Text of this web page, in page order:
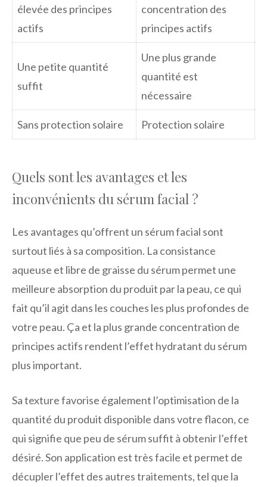
élevée des principes
actifs
concentration des
principes actifs
Une petite quantité
suffit
Une plus grande
quantité est
nécessaire
Sans protection solaire Protection solaire
Quels sont les avantages et les
inconvénients du sérum facial ?
Les avantages qu’offrent un sérum facial sont
surtout liés à sa composition. La consistance
aqueuse et libre de graisse du sérum permet une
meilleure absorption du produit par la peau, ce qui
fait qu’il agit dans les couches les plus profondes de
votre peau. Ça et la plus grande concentration de
principes actifs rendent l’effet hydratant du sérum
plus important.
Sa texture favorise également l’optimisation de la
quantité du produit disponible dans votre flacon, ce
qui signifie que peu de sérum suffit à obtenir l’effet
désiré. Son application est très facile et permet de
décupler l’effet des autres traitements, tel que la